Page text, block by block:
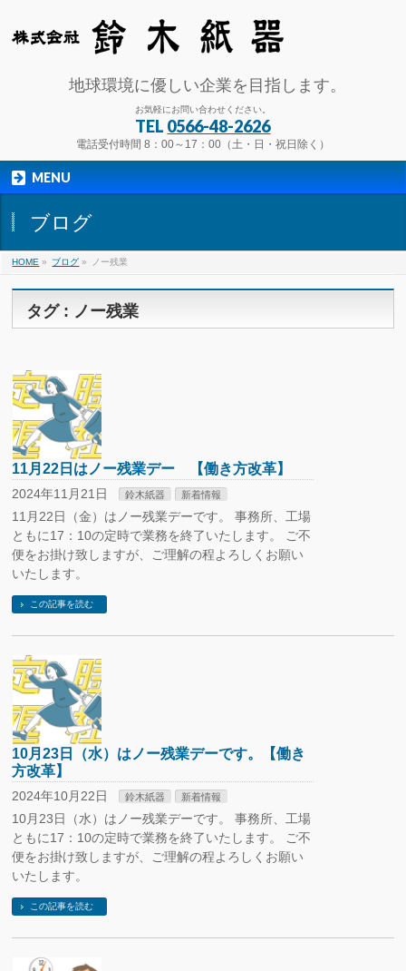
地球環境に優しい企業を目指します。
お気軽にお問い合わせください。
TEL 0566-48-2626
電話受付時間 8：00～17：00（土・日・祝日除く）
MENU
ブログ
HOME » ブログ » ノー残業
タグ : ノー残業
11月22日はノー残業デー 【働き方改革】
2024年11月21日 鈴木紙器 新着情報
11月22日（金）はノー残業デーです。 事務所、工場
ともに17：10の定時で業務を終了いたします。 ご不
便をお掛け致しますが、ご理解の程よろしくお願い
いたします。
この記事を読む
10月23日（水）はノー残業デーです。【働き
方改革】
2024年10月22日 鈴木紙器 新着情報
10月23日（水）はノー残業デーです。 事務所、工場
ともに17：10の定時で業務を終了いたします。 ご不
便をお掛け致しますが、ご理解の程よろしくお願い
いたします。
この記事を読む